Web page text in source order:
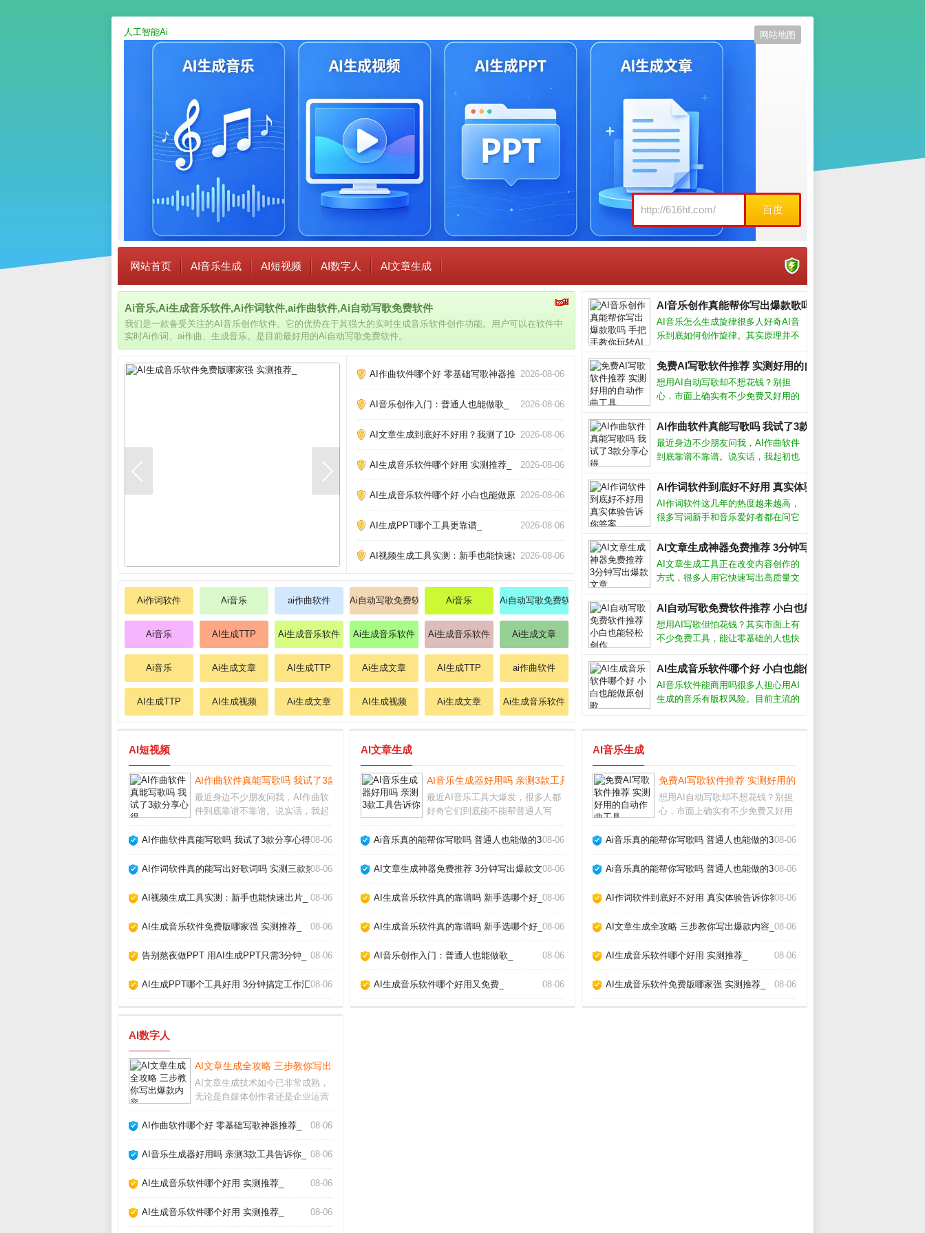
人工智能Ai
百度
网站地图
网站首页 AI音乐生成 AI短视频 AI数字人 AI文章生成
Ai音乐,Ai生成音乐软件,Ai作词软件,ai作曲软件,Ai自动写歌免费软件
我们是一款备受关注的AI音乐创作软件。它的优势在于其强大的实时生成音乐软件创作功能。用户可以在软件中
实时Ai作词、ai作曲、生成音乐。是目前最好用的Ai自动写歌免费软件。
AI作曲软件哪个好 零基础写歌神器推荐_2026-08-06
AI音乐创作入门：普通人也能做歌_ 2026-08-06
AI文章生成到底好不好用？我测了10个工具告诉你真相_
2026-08-06
AI生成音乐软件哪个好用 实测推荐_ 2026-08-06
AI生成音乐软件哪个好 小白也能做原创歌_2026-08-06
AI生成PPT哪个工具更靠谱_ 2026-08-06
AI视频生成工具实测：新手也能快速出片_2026-08-06
Ai作词软件 Ai音乐 ai作曲软件 Ai自动写歌免费软件 Ai音乐 Ai自动写歌免费软件
Ai音乐 AI生成TTP Ai生成音乐软件 Ai生成音乐软件 Ai生成音乐软件 Ai生成文章
Ai音乐 Ai生成文章 AI生成TTP Ai生成文章 AI生成TTP ai作曲软件
AI生成TTP AI生成视频 Ai生成文章 AI生成视频 Ai生成文章 Ai生成音乐软件
AI音乐创作真能帮你写出爆款歌吗 手把手教你玩转AI作歌_
AI音乐怎么生成旋律很多人好奇AI音
乐到底如何创作旋律。其实原理并不
奏、和弦走向和音高变化，逐渐掌握
了人类音乐的基本规律。你只需输入
风格关键词，比如“忧伤的钢琴曲”或
免费AI写歌软件推荐 实测好用的自动作曲工具_
想用AI自动写歌却不想花钱？别担
心，市面上确实有不少免费又好用的
软件能帮你快速完成一首完整的歌
曲。下面我结合亲身测试，聊聊哪些
真正值得下载。哪些AI写歌软件真正
AI作曲软件真能写歌吗 我试了3款分享心得_
最近身边不少朋友问我，AI作曲软件
到底靠谱不靠谱。说实话，我起初也
后，发现它们确实能快速生成旋律和
伴奏，尤其适合没学过乐理的新手。
今天就把我的真实体验和挑选方法分
AI作词软件到底好不好用 真实体验告诉你答案_
AI作词软件这几年的热度越来越高，
很多写词新手和音乐爱好者都在问它
验来看，它确实能帮我们快速生成歌
词框架，但要想写出真正打动人心的
句子，还得靠人工打磨。AI作词软件
AI文章生成神器免费推荐 3分钟写出爆款文章_
AI文章生成工具正在改变内容创作的
方式，很多人用它快速写出高质量文
了半年多，从最初的怀疑到现在的依
赖，发现关键是把AI当成助手而非主
角。它能帮你突破灵感枯竭，但最终
AI自动写歌免费软件推荐 小白也能轻松创作_
想用AI写歌但怕花钱？其实市面上有
不少免费工具，能让零基础的人也快
用体验出发，聊聊几款真正好用的AI
自动写歌免费软件，帮你绕过那些华
而不实的坑。免费AI写歌软件哪个好
AI生成音乐软件哪个好 小白也能做原创歌_
AI音乐软件能商用吗很多人担心用AI
生成的音乐有版权风险。目前主流的
AI短视频
AI作曲软件真能写歌吗 我试了3款分享心得_
最近身边不少朋友问我，AI作曲软
件到底靠谱不靠谱。说实话，我起
款之后，发现它们确实能快速生成
的新手。今天就把我的真实体验和
AI作曲软件真能写歌吗 我试了3款分享心得_08-06
AI作词软件真的能写出好歌词吗 实测三款热门工具告诉你答案_
08-06
AI视频生成工具实测：新手也能快速出片_ 08-06
AI生成音乐软件免费版哪家强 实测推荐_ 08-06
告别熬夜做PPT 用AI生成PPT只需3分钟_ 08-06
AI生成PPT哪个工具好用 3分钟搞定工作汇报_
08-06
AI文章生成
AI音乐生成器好用吗 亲测3款工具告诉你_
最近AI音乐工具大爆发，很多人都
好奇它们到底能不能帮普通人写
乐爱好者，我发现现在的AI音乐生
人声，但离完美还有距离。下面分
Ai音乐真的能帮你写歌吗 普通人也能做的3个神器_
08-06
AI文章生成神器免费推荐 3分钟写出爆款文章_
08-06
AI生成音乐软件真的靠谱吗 新手选哪个好_ 08-06
AI生成音乐软件真的靠谱吗 新手选哪个好_ 08-06
AI音乐创作入门：普通人也能做歌_ 08-06
AI生成音乐软件哪个好用又免费_ 08-06
AI音乐生成
免费AI写歌软件推荐 实测好用的自动作曲工具_
想用AI自动写歌却不想花钱？别担
心，市面上确实有不少免费又好用
这些软件能帮你快速完成一首完整
聊哪些真正值得下载。哪些AI写歌
Ai音乐真的能帮你写歌吗 普通人也能做的3个神器_
08-06
Ai音乐真的能帮你写歌吗 普通人也能做的3个神器_
08-06
AI作词软件到底好不好用 真实体验告诉你答案_
08-06
AI文章生成全攻略 三步教你写出爆款内容_ 08-06
AI生成音乐软件哪个好用 实测推荐_ 08-06
AI生成音乐软件免费版哪家强 实测推荐_ 08-06
AI数字人
AI文章生成全攻略 三步教你写出爆款内容_
AI文章生成技术如今已非常成熟，
无论是自媒体创作者还是企业运营
内容。但很多人只停留在“复制粘
正潜力。要想让AI写出符合需求、
AI作曲软件哪个好 零基础写歌神器推荐_ 08-06
AI音乐生成器好用吗 亲测3款工具告诉你_ 08-06
AI生成音乐软件哪个好用 实测推荐_ 08-06
AI生成音乐软件哪个好用 实测推荐_ 08-06